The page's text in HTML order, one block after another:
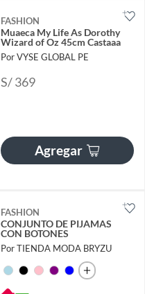
FASHION
Muaeca My Life As Dorothy
Wizard of Oz 45cm Castaaa
Por VYSE GLOBAL PE
S/ 369
Agregar
FASHION
CONJUNTO DE PIJAMAS
CON BOTONES
Por TIENDA MODA BRYZU